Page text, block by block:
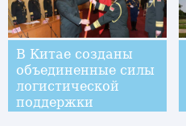
В Китае созданы
объединенные силы
логистической
поддержки